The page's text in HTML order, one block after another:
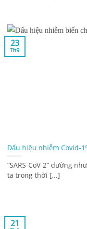
Dấu hiệu nhiễm Covid-
“SARS-CoV-2” dường
ta trong thời [...]
23
Th9
21